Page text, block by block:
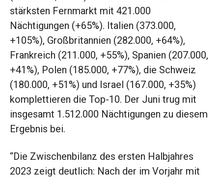
stärksten Fernmarkt mit 421.000
Nächtigungen (+65%). Italien (373.000,
+105%), Großbritannien (282.000, +64%),
Frankreich (211.000, +55%), Spanien (207.000,
+41%), Polen (185.000, +77%), die Schweiz
(180.000, +51%) und Israel (167.000, +35%)
komplettieren die Top-10. Der Juni trug mit
insgesamt 1.512.000 Nächtigungen zu diesem
Ergebnis bei.
“Die Zwischenbilanz des ersten Halbjahres
2023 zeigt deutlich: Nach der im Vorjahr mit